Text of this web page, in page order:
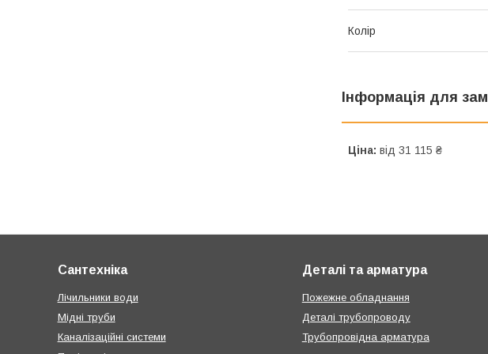
Колір
Інформація для
Ціна: від 31 115 ₴
Сантехніка
Лічильники води
Мідні труби
Каналізаційні системи
Деталі та арматура
Пожежне обладнання
Деталі трубопроводу
Трубопровідна арматура